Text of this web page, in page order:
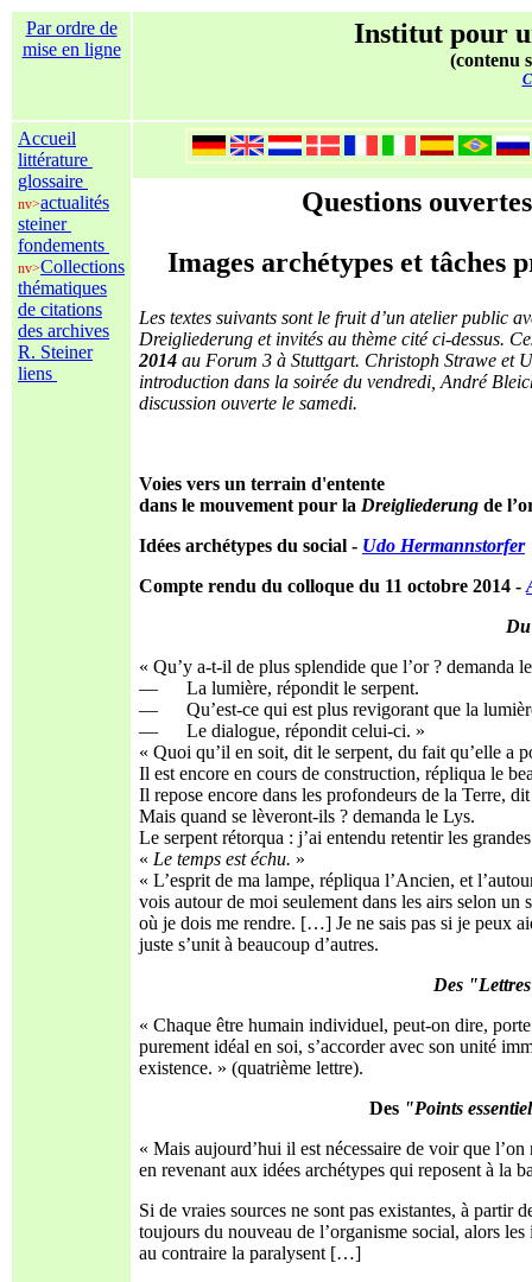
Par ordre de
mise en ligne
Institut pour
(contenu
Accueil
littérature
glossaire
nv>actualités
steiner
fondements
nv>Collections
thématiques
de citations
des archives
R. Steiner
liens
Questions
Images archétypes et tâches
Les textes suivants sont le fruit d’un atelier public
Dreigliederung et invités au thème cité ci-dessus.
2014 au Forum 3 à Stuttgart. Christoph Strawe et
introduction dans la soirée du vendredi, André
discussion ouverte le samedi.
Voies vers un terrain d'entente
dans le mouvement pour la Dreigliederung de
Idées archétypes du social - Udo Hermannstorfer
Compte rendu du colloque du 11 octobre 2014 -
« Qu’y a-t-il de plus splendide que l’or ? demanda
— La lumière, répondit le serpent.
— Qu’est-ce qui est plus revigorant que la
— Le dialogue, répondit celui-ci. »
« Quoi qu’il en soit, dit le serpent, du fait qu’elle a
Il est encore en cours de construction, répliqua le
Il repose encore dans les profondeurs de la Terre,
Mais quand se lèveront-ils ? demanda le Lys.
Le serpent rétorqua : j’ai entendu retentir les
« Le temps est échu. »
« L’esprit de ma lampe, répliqua l’Ancien, et
vois autour de moi seulement dans les airs selon
où je dois me rendre. […] Je ne sais pas si je peux
juste s’unit à beaucoup d’autres.
Des
« Chaque être humain individuel, peut-on dire,
purement idéal en soi, s’accorder avec son unité
existence. » (quatrième lettre).
Des "Points
« Mais aujourd’hui il est nécessaire de voir que
en revenant aux idées archétypes qui reposent à la
Si de vraies sources ne sont pas existantes, à partir
toujours du nouveau de l’organisme social, alors
au contraire la paralysent […]